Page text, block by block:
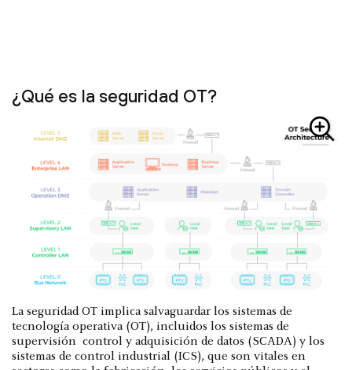
¿Qué es la seguridad OT?
La seguridad OT implica salvaguardar los sistemas de
tecnología operativa (OT), incluidos los sistemas de
supervisión control y adquisición de datos (SCADA) y los
sistemas de control industrial (ICS), que son vitales en